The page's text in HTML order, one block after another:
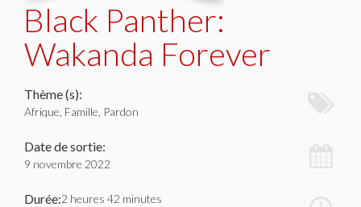
Black Panther:
Wakanda Forever
Thème (s):
Afrique, Famille, Pardon
Date de sortie:
9 novembre 2022
Durée:2 heures 42 minutes